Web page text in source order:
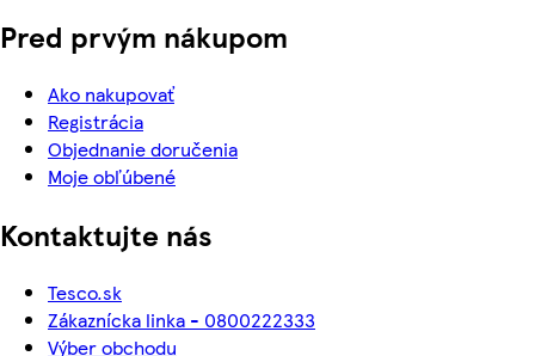
Pred prvým nákupom
Ako nakupovať
Registrácia
Objednanie doručenia
Moje obľúbené
Kontaktujte nás
Tesco.sk
Zákaznícka linka - 0800222333
Výber obchodu